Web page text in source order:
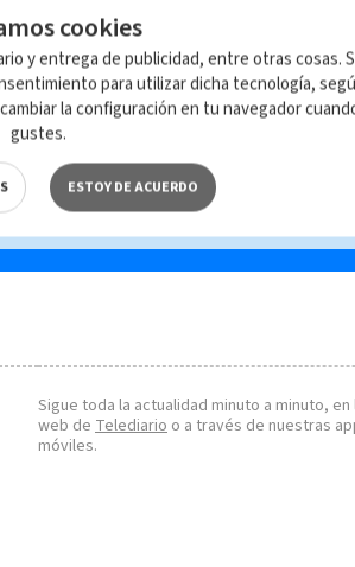
de cuatro
de
VIDEO
Sigue toda la actualidad minuto a minuto, en
web de Telediario o a través de nuestras
móviles.
cookies
y entrega de publicidad, entre otras cosas.
para utilizar dicha tecnología,
la configuración en tu navegador
gustes.
ESTOY DE ACUERDO